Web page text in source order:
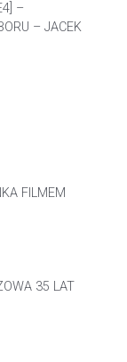
–
– JACEK
FILMEM
35 LAT